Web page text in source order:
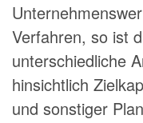
Verfahren, so ist
unterschiedliche
hinsichtlich
und sonstiger